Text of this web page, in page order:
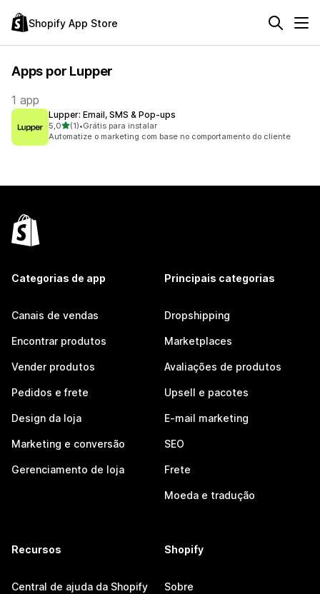
Shopify App Store
Apps por Lupper
1 app
Lupper: Email, SMS & Pop‑ups
5,0de 5 estrelas
(1)
1 avaliações ao todo
•Grátis para instalar
Automatize o marketing com base no comportamento do cliente
Categorias de app
Canais de vendas
Encontrar produtos
Vender produtos
Pedidos e frete
Design da loja
Marketing e conversão
Gerenciamento de loja
Principais categorias
Dropshipping
Marketplaces
Avaliações de produtos
Upsell e pacotes
E-mail marketing
SEO
Frete
Moeda e tradução
Recursos
Central de ajuda da Shopify
Shopify
Sobre